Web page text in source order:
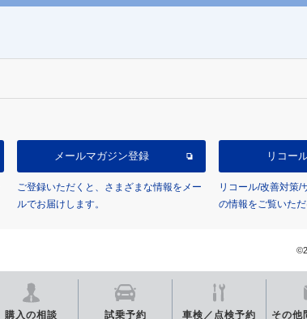
購入の相談 試乗予約 車検／点検予約 その他
メールマガジン登録
ご登録いただくと、さまざまな情報をメー
ルでお届けします。
リコー
リコール/改善対策/
の情報をご覧いた